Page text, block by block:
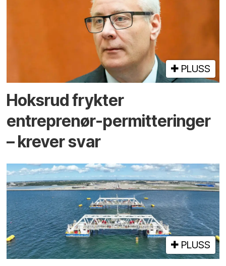
PLUSS
Hoksrud frykter
entreprenør-permitteringer
– krever svar
PLUSS